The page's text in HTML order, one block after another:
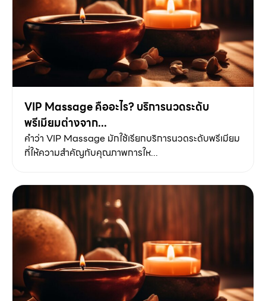
VIP Massage คืออะไร? บริการนวดระดับ
พรีเมียมต่างจาก...
คำว่า VIP Massage มักใช้เรียกบริการนวดระดับพรีเมียม
ที่ให้ความสำคัญกับคุณภาพการให...